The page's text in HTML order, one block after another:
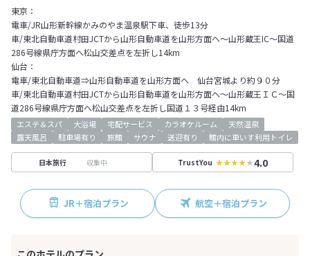
東京：
電車/JR山形新幹線かみのやま温泉駅下車、徒歩13分
車/東北自動車道村田JCTから山形自動車道を山形方面へ～山形蔵王IC～国道
286号線県庁方面へ松山交差点を左折し14km
仙台：
電車/東北自動車道⇒山形自動車道を山形方面へ 仙台宮城より約９０分
車/東北自動車道村田JCTから山形自動車道を山形方面へ～山形蔵王ＩＣ～国
道286号線県庁方面へ松山交差点を左折し国道１３号経由14km
エステ＆スパ 大浴場 宅配サービス カラオケルーム
天然温泉
露天風呂
駐車場有り 旅館 サウナ 送迎有り 館内に車いす利用トイレ
日本旅行 収集中 TrustYou 4.0
JR＋宿泊プラン 航空＋宿泊プラン